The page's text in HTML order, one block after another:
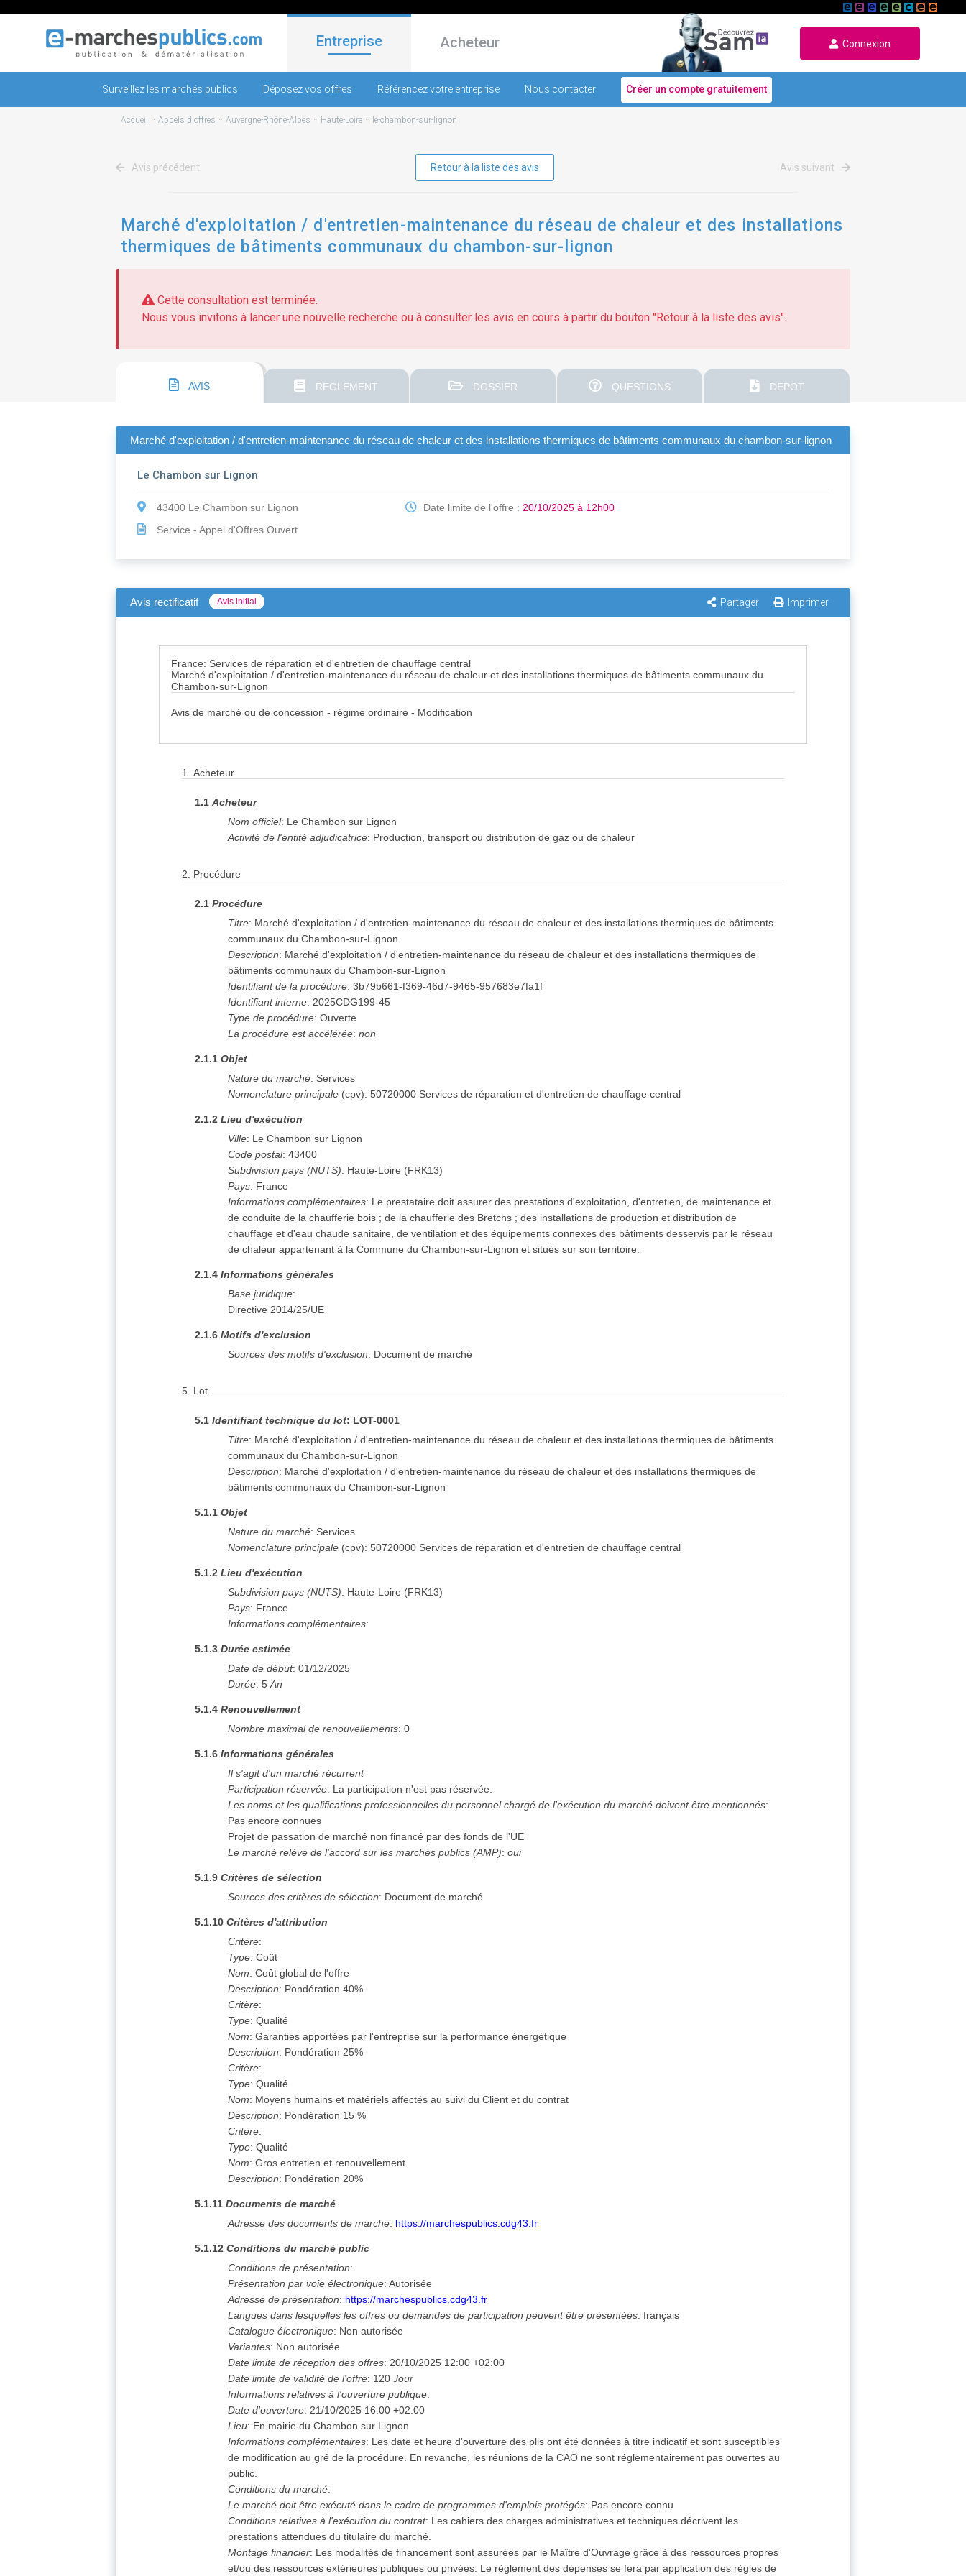
Entreprise Acheteur Connexion
Surveillez les marchés publics Déposez vos offres Référencez votre entreprise Nous contacter Créer un compte gratuitement
Accueil - Appels d'offres - Auvergne-Rhône-Alpes - Haute-Loire - le-chambon-sur-lignon
Avis précédent Retour à la liste des avis Avis suivant
Marché d'exploitation / d'entretien-maintenance du réseau de chaleur et des installations
thermiques de bâtiments communaux du chambon-sur-lignon
Cette consultation est terminée.
Nous vous invitons à lancer une nouvelle recherche ou à consulter les avis en cours à partir du bouton "Retour à la liste des avis".
AVIS REGLEMENT DOSSIER QUESTIONS DEPOT
Marché d'exploitation / d'entretien-maintenance du réseau de chaleur et des installations thermiques de bâtiments communaux du chambon-sur-lignon
Le Chambon sur Lignon
43400 Le Chambon sur Lignon
Service - Appel d'Offres Ouvert
Date limite de l'offre :20/10/2025 à 12h00
Avis rectificatif Avis initial Partager Imprimer
France: Services de réparation et d'entretien de chauffage central
Marché d'exploitation / d'entretien-maintenance du réseau de chaleur et des installations thermiques de bâtiments communaux du
Chambon-sur-Lignon
Avis de marché ou de concession - régime ordinaire - Modification
1.Acheteur
1.1Acheteur
Nom officiel: Le Chambon sur Lignon
Activité de l'entité adjudicatrice: Production, transport ou distribution de gaz ou de chaleur
2. Procédure
2.1Procédure
Titre: Marché d'exploitation / d'entretien-maintenance du réseau de chaleur et des installations thermiques de bâtiments
communaux du Chambon-sur-Lignon
Description: Marché d'exploitation / d'entretien-maintenance du réseau de chaleur et des installations thermiques de
bâtiments communaux du Chambon-sur-Lignon
Identifiant de la procédure:3b79b661-f369-46d7-9465-957683e7fa1f
Identifiant interne:2025CDG199-45
Type de procédure:Ouverte
La procédure est accélérée:non
2.1.1Objet
Nature du marché: Services
Nomenclature principale (cpv):50720000 Services de réparation et d'entretien de chauffage central
2.1.2Lieu d'exécution
Ville: Le Chambon sur Lignon
Code postal:43400
Subdivision pays (NUTS): Haute-Loire (FRK13)
Pays: France
Informations complémentaires: Le prestataire doit assurer des prestations d'exploitation, d'entretien, de maintenance et
de conduite de la chaufferie bois ; de la chaufferie des Bretchs ; des installations de production et distribution de
chauffage et d'eau chaude sanitaire, de ventilation et des équipements connexes des bâtiments desservis par le réseau
de chaleur appartenant à la Commune du Chambon-sur-Lignon et situés sur son territoire.
2.1.4Informations générales
Base juridique:
Directive 2014/25/UE
2.1.6Motifs d'exclusion
Sources des motifs d'exclusion: Document de marché
5. Lot
5.1Identifiant technique du lot: LOT-0001
Titre: Marché d'exploitation / d'entretien-maintenance du réseau de chaleur et des installations thermiques de bâtiments
communaux du Chambon-sur-Lignon
Description: Marché d'exploitation / d'entretien-maintenance du réseau de chaleur et des installations thermiques de
bâtiments communaux du Chambon-sur-Lignon
5.1.1Objet
Nature du marché: Services
Nomenclature principale (cpv):50720000 Services de réparation et d'entretien de chauffage central
5.1.2Lieu d'exécution
Subdivision pays (NUTS): Haute-Loire (FRK13)
Pays: France
Informations complémentaires:
5.1.3Durée estimée
Date de début:01/12/2025
Durée:5 An
5.1.4Renouvellement
Nombre maximal de renouvellements:0
5.1.6Informations générales
Il s'agit d'un marché récurrent
Participation réservée: La participation n'est pas réservée.
Les noms et les qualifications professionnelles du personnel chargé de l'exécution du marché doivent être mentionnés:
Pas encore connues
Projet de passation de marché non financé par des fonds de l'UE
Le marché relève de l'accord sur les marchés publics (AMP):oui
5.1.9Critères de sélection
Sources des critères de sélection: Document de marché
5.1.10Critères d'attribution
Critère:
Type:Coût
Nom:Coût global de l'offre
Description: Pondération 40%
Critère:
Type:Qualité
Nom:Garanties apportées par l'entreprise sur la performance énergétique
Description: Pondération 25%
Critère:
Type:Qualité
Nom: Moyens humains et matériels affectés au suivi du Client et du contrat
Description: Pondération 15 %
Critère:
Type:Qualité
Nom:Gros entretien et renouvellement
Description: Pondération 20%
5.1.11Documents de marché
Adresse des documents de marché: https://marchespublics.cdg43.fr
5.1.12Conditions du marché public
Conditions de présentation:
Présentation par voie électronique:Autorisée
Adresse de présentation: https://marchespublics.cdg43.fr
Langues dans lesquelles les offres ou demandes de participation peuvent être présentées:français
Catalogue électronique: Non autorisée
Variantes: Non autorisée
Date limite de réception des offres:20/10/2025 12:00 +02:00
Date limite de validité de l'offre: 120 Jour
Informations relatives à l'ouverture publique:
Date d'ouverture:21/10/2025 16:00 +02:00
Lieu: En mairie du Chambon sur Lignon
Informations complémentaires: Les date et heure d'ouverture des plis ont été données à titre indicatif et sont susceptibles
de modification au gré de la procédure. En revanche, les réunions de la CAO ne sont réglementairement pas ouvertes au
public.
Conditions du marché:
Le marché doit être exécuté dans le cadre de programmes d'emplois protégés: Pas encore connu
Conditions relatives à l'exécution du contrat: Les cahiers des charges administratives et techniques décrivent les
prestations attendues du titulaire du marché.
Montage financier: Les modalités de financement sont assurées par le Maître d'Ouvrage grâce à des ressources propres
et/ou des ressources extérieures publiques ou privées. Le règlement des dépenses se fera par application des règles de